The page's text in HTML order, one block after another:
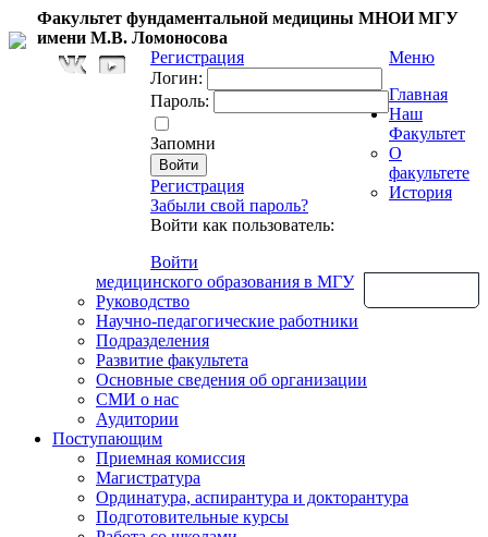
Факультет фундаментальной медицины МНОИ МГУ
имени М.В. Ломоносова
Регистрация
Логин:
Пароль:
Запомни
Регистрация
Забыли свой пароль?
Войти как пользователь:
Войти
Меню
Главная
Наш
Факультет
О
факультете
История
медицинского образования в МГУ
Руководство
Научно-педагогические работники
Подразделения
Развитие факультета
Основные сведения об организации
СМИ о нас
Аудитории
Поступающим
Приемная комиссия
Магистратура
Ординатура, аспирантура и докторантура
Подготовительные курсы